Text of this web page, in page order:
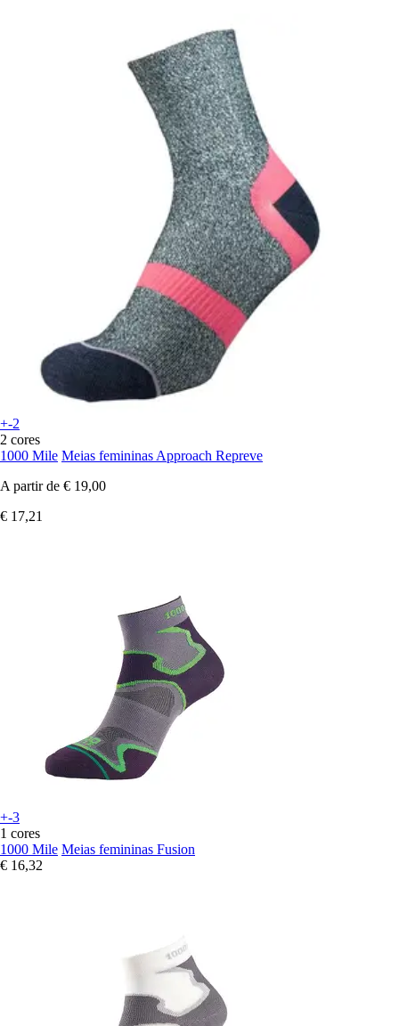
+-2
2 cores
1000 Mile Meias femininas Approach Repreve
A partir de € 19,00
€ 17,21
+-3
1 cores
1000 Mile Meias femininas Fusion
€ 16,32